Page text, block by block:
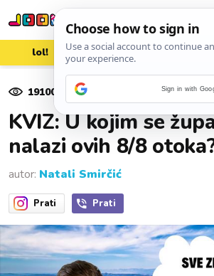
lol! aww vrh!
19100 pregleda
KVIZ: U kojim se
nalazi ovih 8/8
autor: Natali Smirčić
Prati Prati
Sign in with